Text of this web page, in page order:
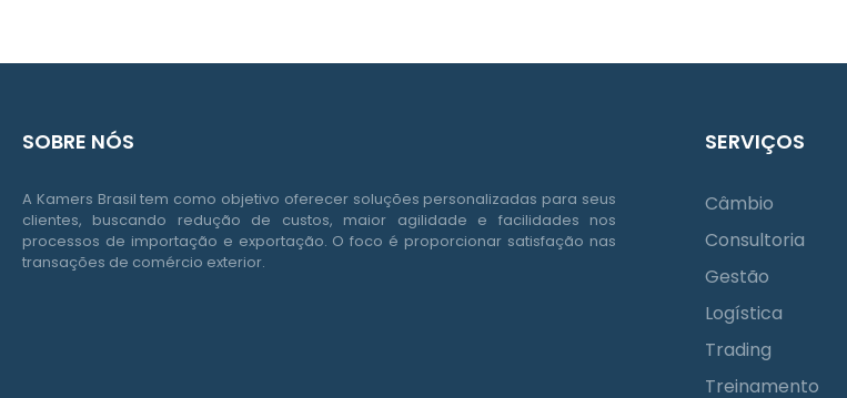
SOBRE NÓS
A Kamers Brasil tem como objetivo oferecer soluções personalizadas para seus
clientes, buscando redução de custos, maior agilidade e facilidades nos
processos de importação e exportação. O foco é proporcionar satisfação nas
transações de comércio exterior.
SERVIÇOS
Câmbio
Consultoria
Gestão
Logística
Trading
Treinamento